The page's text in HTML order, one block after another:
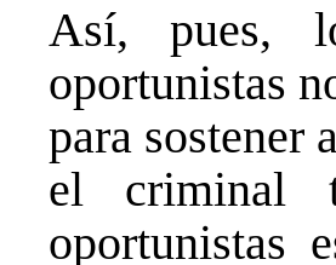
Así, pues,
oportunistas
para sostener
el criminal
oportunistas